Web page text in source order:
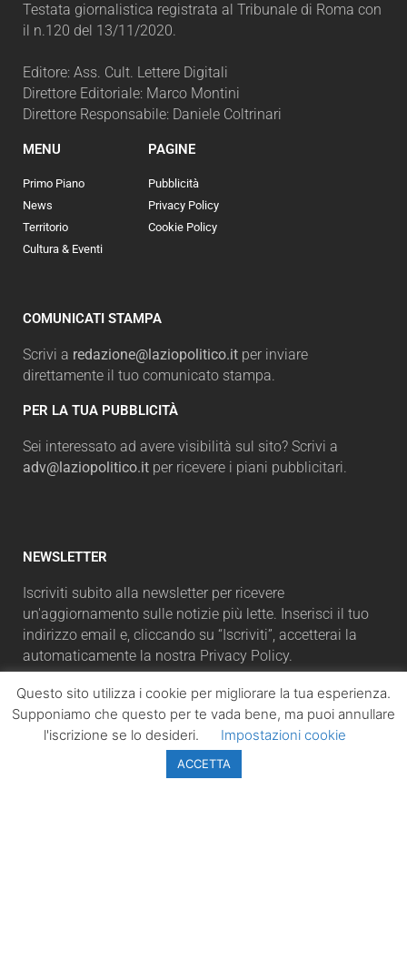
Testata giornalistica registrata al Tribunale di Roma con
il n.120 del 13/11/2020.
Editore: Ass. Cult. Lettere Digitali
Direttore Editoriale: Marco Montini
Direttore Responsabile: Daniele Coltrinari
MENU
Primo Piano
News
Territorio
Cultura & Eventi
PAGINE
Pubblicità
Privacy Policy
Cookie Policy
COMUNICATI STAMPA
Scrivi a redazione@laziopolitico.it per inviare
direttamente il tuo comunicato stampa.
PER LA TUA PUBBLICITÀ
Sei interessato ad avere visibilità sul sito? Scrivi a
adv@laziopolitico.it per ricevere i piani pubblicitari.
NEWSLETTER
Iscriviti subito alla newsletter per ricevere
un'aggiornamento sulle notizie più lette. Inserisci il tuo
indirizzo email e, cliccando su “Iscriviti”, accetterai la
automaticamente la nostra Privacy Policy.
ISCRIVITI
Questo sito utilizza i cookie per migliorare la tua esperienza.
Supponiamo che questo per te vada bene, ma puoi annullare
l'iscrizione se lo desideri.
Impostazioni cookie
ACCETTA